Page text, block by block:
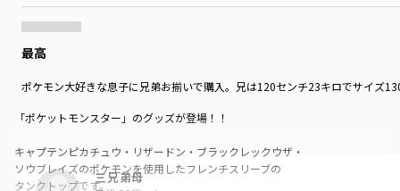
最高
ポケモン大好きな息子に兄弟お揃いで購入。兄は120センチ23キロでサイズ
三兄弟母
「ポケットモンスター」のグッズが登場！！
キャプテンピカチュウ・リザードン・ブラックレックウザ・
ソウブレイズのポケモンを使用したフレンチスリーブの
タンクトップです。